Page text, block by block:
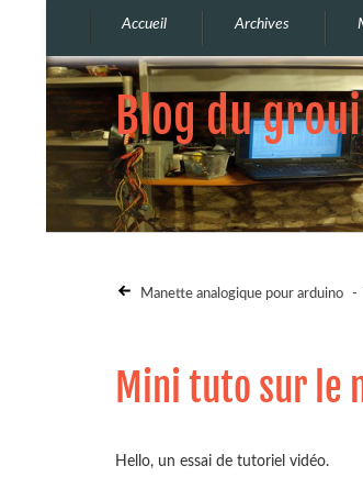
Accueil Archives
Blog du
Manette analogique pour arduino -
Mini tuto sur le
Hello, un essai de tutoriel vidéo.